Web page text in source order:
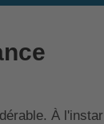
À l'instar